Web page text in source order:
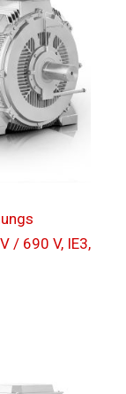
/ 690 V, IE3,